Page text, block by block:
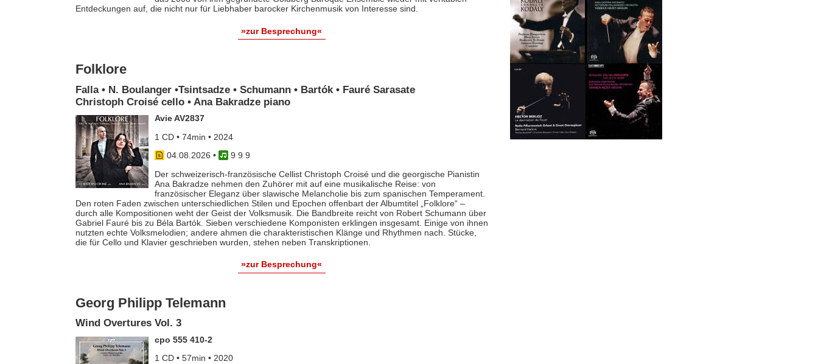
Entdeckungen auf, die nicht nur für Liebhaber barocker Kirchenmusik von Interesse sind.
»zur Besprechung«
Folklore
Falla • N. Boulanger •Tsintsadze • Schumann • Bartók • Fauré Sarasate
Christoph Croisé cello • Ana Bakradze piano
Avie AV2837
1 CD • 74min • 2024
04.08.2026 •
9 9 9
Der schweizerisch-französische Cellist Christoph Croisé und die georgische Pianistin
Ana Bakradze nehmen den Zuhörer mit auf eine musikalische Reise: von
französischer Eleganz über slawische Melancholie bis zum spanischen Temperament.
Den roten Faden zwischen unterschiedlichen Stilen und Epochen offenbart der Albumtitel „Folklore“ –
durch alle Kompositionen weht der Geist der Volksmusik. Die Bandbreite reicht von Robert Schumann über
Gabriel Fauré bis zu Béla Bartók. Sieben verschiedene Komponisten erklingen insgesamt. Einige von ihnen
nutzten echte Volksmelodien; andere ahmen die charakteristischen Klänge und Rhythmen nach. Stücke,
die für Cello und Klavier geschrieben wurden, stehen neben Transkriptionen.
»zur Besprechung«
Georg Philipp Telemann
Wind Overtures Vol. 3
cpo 555 410-2
1 CD • 57min • 2020